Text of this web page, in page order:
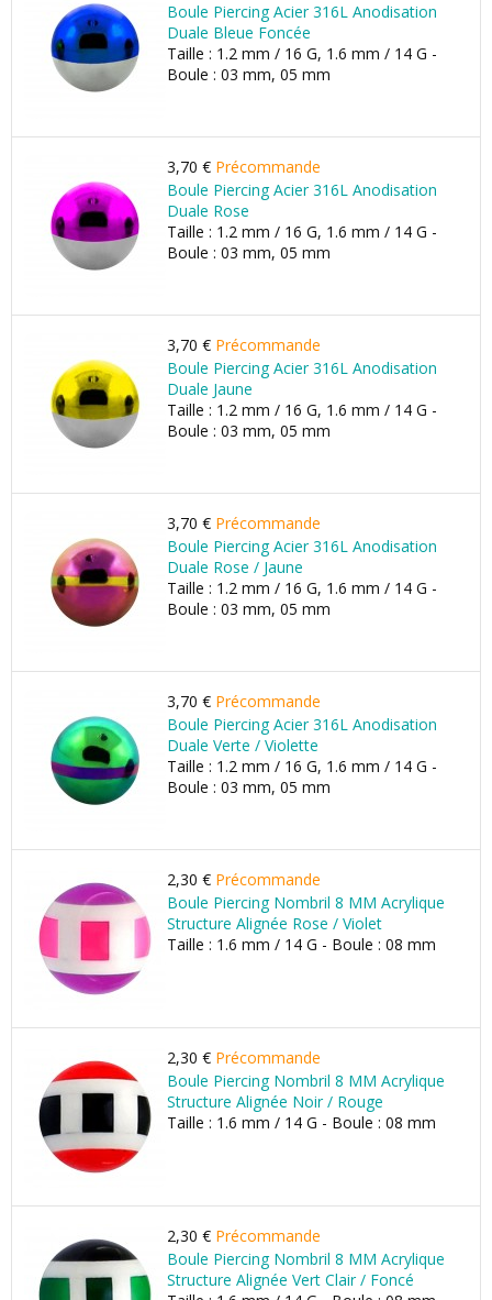
Boule Piercing Acier 316L Anodisation
Duale Bleue Foncée
Taille : 1.2 mm / 16 G, 1.6 mm / 14 G -
Boule : 03 mm, 05 mm
3,70 € Précommande
Boule Piercing Acier 316L Anodisation
Duale Rose
Taille : 1.2 mm / 16 G, 1.6 mm / 14 G -
Boule : 03 mm, 05 mm
3,70 € Précommande
Boule Piercing Acier 316L Anodisation
Duale Jaune
Taille : 1.2 mm / 16 G, 1.6 mm / 14 G -
Boule : 03 mm, 05 mm
3,70 € Précommande
Boule Piercing Acier 316L Anodisation
Duale Rose / Jaune
Taille : 1.2 mm / 16 G, 1.6 mm / 14 G -
Boule : 03 mm, 05 mm
3,70 € Précommande
Boule Piercing Acier 316L Anodisation
Duale Verte / Violette
Taille : 1.2 mm / 16 G, 1.6 mm / 14 G -
Boule : 03 mm, 05 mm
2,30 € Précommande
Boule Piercing Nombril 8 MM Acrylique
Structure Alignée Rose / Violet
Taille : 1.6 mm / 14 G - Boule : 08 mm
2,30 € Précommande
Boule Piercing Nombril 8 MM Acrylique
Structure Alignée Noir / Rouge
Taille : 1.6 mm / 14 G - Boule : 08 mm
2,30 € Précommande
Boule Piercing Nombril 8 MM Acrylique
Structure Alignée Vert Clair / Foncé